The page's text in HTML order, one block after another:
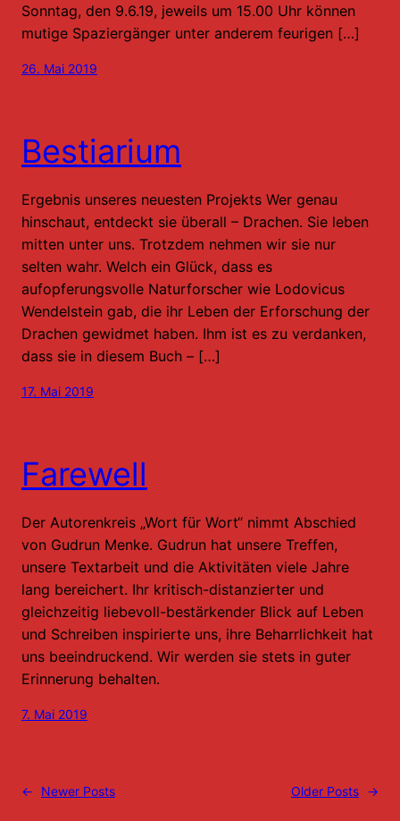
Sonntag, den 9.6.19, jeweils um 15.00 Uhr können
mutige Spaziergänger unter anderem feurigen […]
26. Mai 2019
Bestiarium
Ergebnis unseres neuesten Projekts Wer genau
hinschaut, entdeckt sie überall – Drachen. Sie leben
mitten unter uns. Trotzdem nehmen wir sie nur
selten wahr. Welch ein Glück, dass es
aufopferungsvolle Naturforscher wie Lodovicus
Wendelstein gab, die ihr Leben der Erforschung der
Drachen gewidmet haben. Ihm ist es zu verdanken,
dass sie in diesem Buch – […]
17. Mai 2019
Farewell
Der Autorenkreis „Wort für Wort“ nimmt Abschied
von Gudrun Menke. Gudrun hat unsere Treffen,
unsere Textarbeit und die Aktivitäten viele Jahre
lang bereichert. Ihr kritisch-distanzierter und
gleichzeitig liebevoll-bestärkender Blick auf Leben
und Schreiben inspirierte uns, ihre Beharrlichkeit hat
uns beeindruckend. Wir werden sie stets in guter
Erinnerung behalten.
7. Mai 2019
← Newer Posts Older Posts →